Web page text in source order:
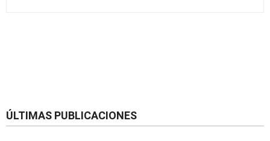
ÚLTIMAS PUBLICACIONES